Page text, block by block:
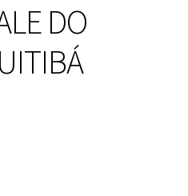
DO